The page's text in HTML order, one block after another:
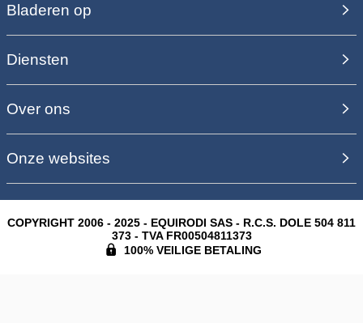
Bladeren op
Diensten
Over ons
Onze websites
COPYRIGHT 2006 - 2025 - EQUIRODI SAS - R.C.S. DOLE 504 811
373 - TVA FR00504811373
100% VEILIGE BETALING